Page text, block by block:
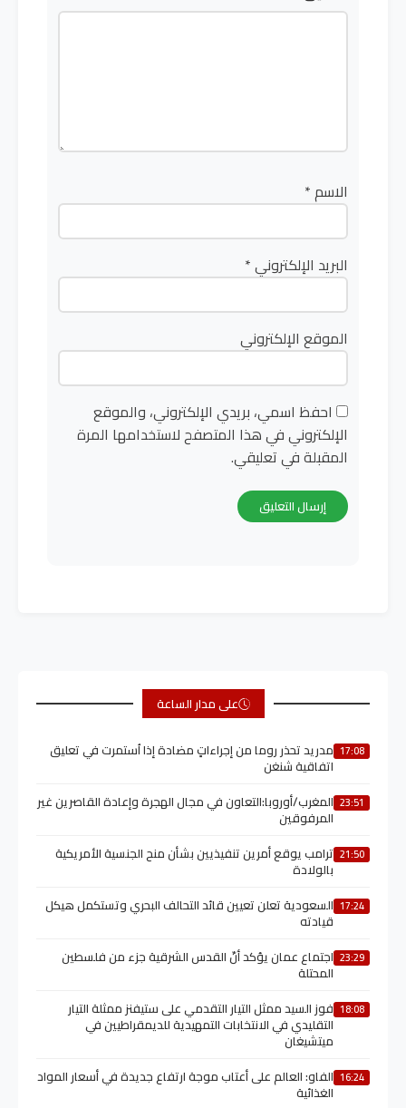
الاسم*
البريد الإلكتروني*
الموقع الإلكتروني
احفظ اسمي، بريدي الإلكتروني، والموقع
الإلكتروني في هذا المتصفح لاستخدامها المرة
المقبلة في تعليقي.
على مدار الساعة
17:08 مدريد تحذر روما من إجراءاتٍ مضادة إذا اُستمرت في تعليق
اتفاقية شنغن
23:51 المغرب/أوروبا:التعاون في مجال الهجرة وإعادة القاصرين غير
المرفوقين
21:50 ترامب يوقع أمرين تنفيذيين بشأن منح الجنسية الأمريكية
بالولادة
17:24 السعودية تعلن تعيين قائد التحالف البحري وتستكمل هيكل
قيادته
23:29 اجتماع عمان يؤكد أنّ القدس الشرقية جزء من فلسطين
المحتلة
18:08 فوز السيد ممثل التيار التقدمي على ستيفنز ممثلة التيار
التقليدي في الانتخابات التمهيدية للديمقراطيين في
ميتشيغان
16:24 الفاو: العالم على أعتاب موجة ارتفاع جديدة في أسعار المواد
الغذائية